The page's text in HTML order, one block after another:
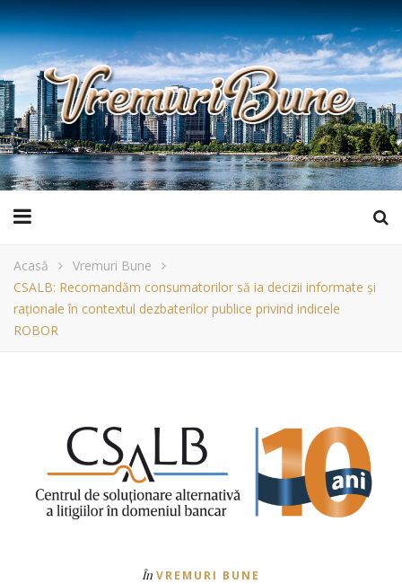
Acasă
Vremuri Bune
CSALB: Recomandăm consumatorilor să ia decizii informate și
raționale în contextul dezbaterilor publice privind indicele
ROBOR
În VREMURI BUNE